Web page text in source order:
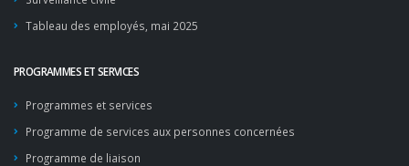
Tableau des employés, mai 2025
PROGRAMMES ET SERVICES
Programmes et services
Programme de services aux personnes concernées
Programme de liaison